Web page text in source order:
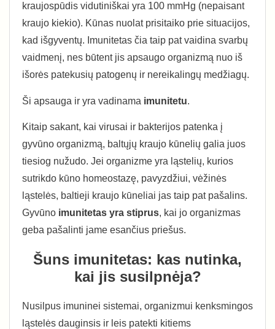
kraujospūdis vidutiniškai yra 100 mmHg (nepaisant
kraujo kiekio). Kūnas nuolat prisitaiko prie situacijos,
kad išgyventų. Imunitetas čia taip pat vaidina svarbų
vaidmenį, nes būtent jis apsaugo organizmą nuo iš
išorės patekusių patogenų ir nereikalingų medžiagų.
Ši apsauga ir yra vadinama imunitetu.
Kitaip sakant, kai virusai ir bakterijos patenka į
gyvūno organizmą, baltųjų kraujo kūnelių galia juos
tiesiog nužudo. Jei organizme yra ląstelių, kurios
sutrikdo kūno homeostazę, pavyzdžiui, vėžinės
ląstelės, baltieji kraujo kūneliai jas taip pat pašalins.
Gyvūno imunitetas yra stiprus, kai jo organizmas
geba pašalinti jame esančius priešus.
Šuns imunitetas: kas nutinka,
kai jis susilpnėja?
Nusilpus imuninei sistemai, organizmui kenksmingos
ląstelės dauginsis ir leis patekti kitiems